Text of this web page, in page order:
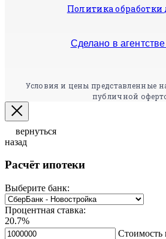
Политика
Сделано в агентстве
Условия и цены представленные
публичной
вернуться
назад
Расчёт ипотеки
Выберите банк:
Процентная ставка:
20.7%
Стоимость